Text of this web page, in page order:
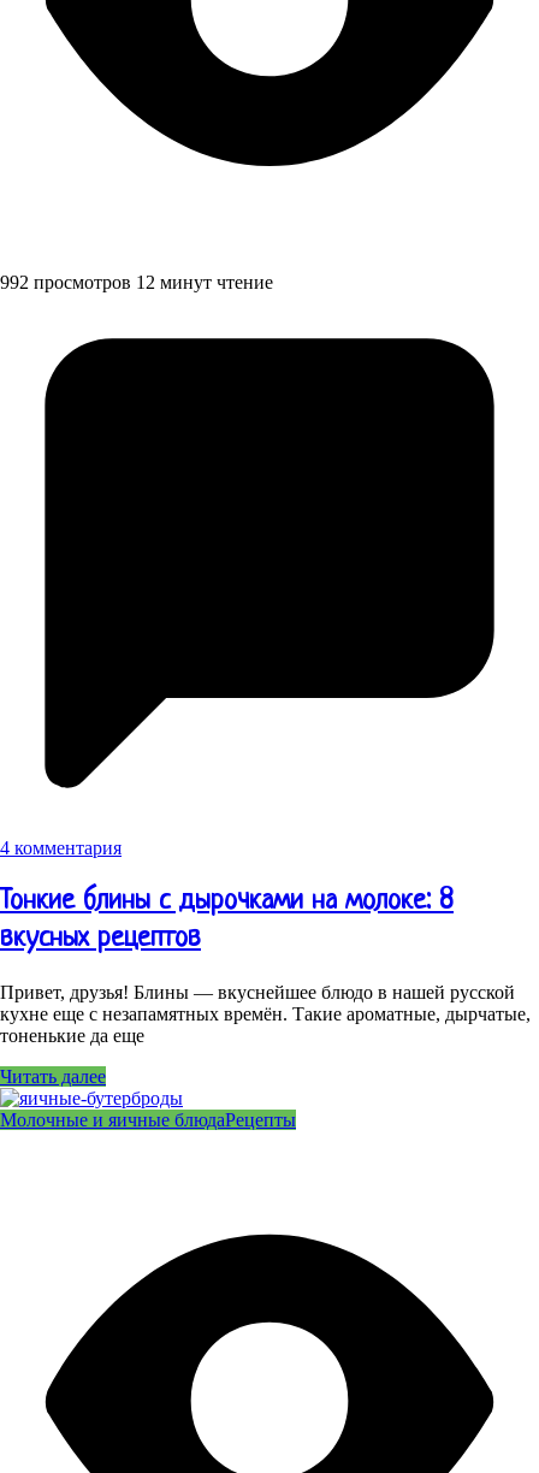
992 просмотров 12 минут чтение
4 комментария
Тонкие блины с дырочками на молоке: 8
вкусных рецептов
Привет, друзья! Блины — вкуснейшее блюдо в нашей русской
кухне еще с незапамятных времён. Такие ароматные, дырчатые,
тоненькие да еще
Читать далее
Молочные и яичные блюдаРецепты